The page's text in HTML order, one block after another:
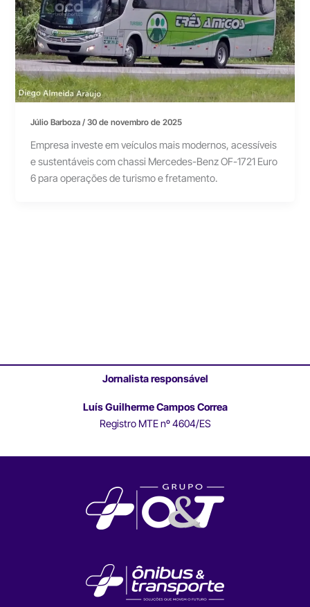
Júlio Barboza/30 de novembro de 2025
Empresa investe em veículos mais modernos, acessíveis
e sustentáveis com chassi Mercedes-Benz OF-1721 Euro
6 para operações de turismo e fretamento.
Jornalista responsável
Luís Guilherme Campos Correa
Registro MTE nº 4604/ES